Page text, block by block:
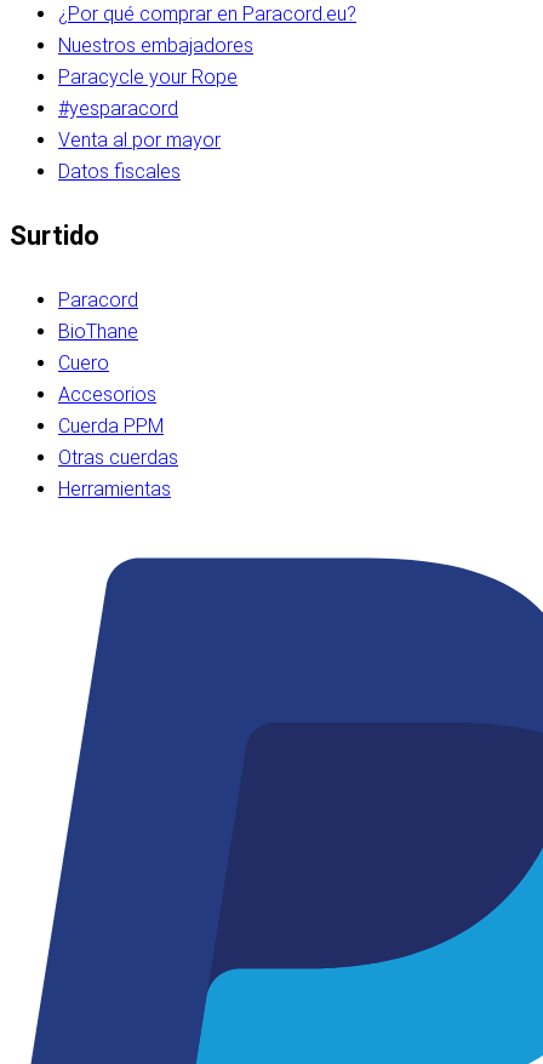
¿Por qué comprar en Paracord.eu?
Nuestros embajadores
Paracycle your Rope
#yesparacord
Venta al por mayor
Datos fiscales
Surtido
Paracord
BioThane
Cuero
Accesorios
Cuerda PPM
Otras cuerdas
Herramientas